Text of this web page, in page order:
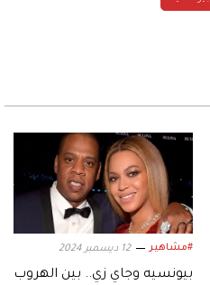
#مشاهير 12 ديسمبر 2024
بيونسيه وجاي زي.. بين الهروب